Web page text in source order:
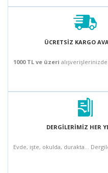
ÜCRETSİZ KARGO
1000 TL ve üzeri
DERGİLERİMİZ HER
Evde, işte, okulda, durakta...